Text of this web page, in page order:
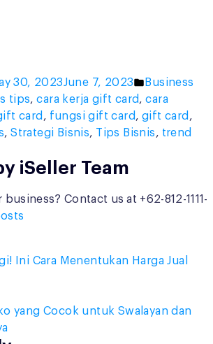
30, 2023June 7, 2023
Posted
in
Business
tips,cara kerja gift card,cara
card , fungsi gift card,gift card ,
,Strategi Bisnis, Tips Bisnis, trend
iSeller Team
Contact us at +62-812-1111-
Ini Cara Menentukan Harga Jual
yang Cocok untuk Swalayan dan